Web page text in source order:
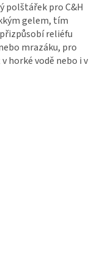
polštářek pro C&H
gelem, tím
reliéfu
mrazáku, pro
horké vodě nebo i v